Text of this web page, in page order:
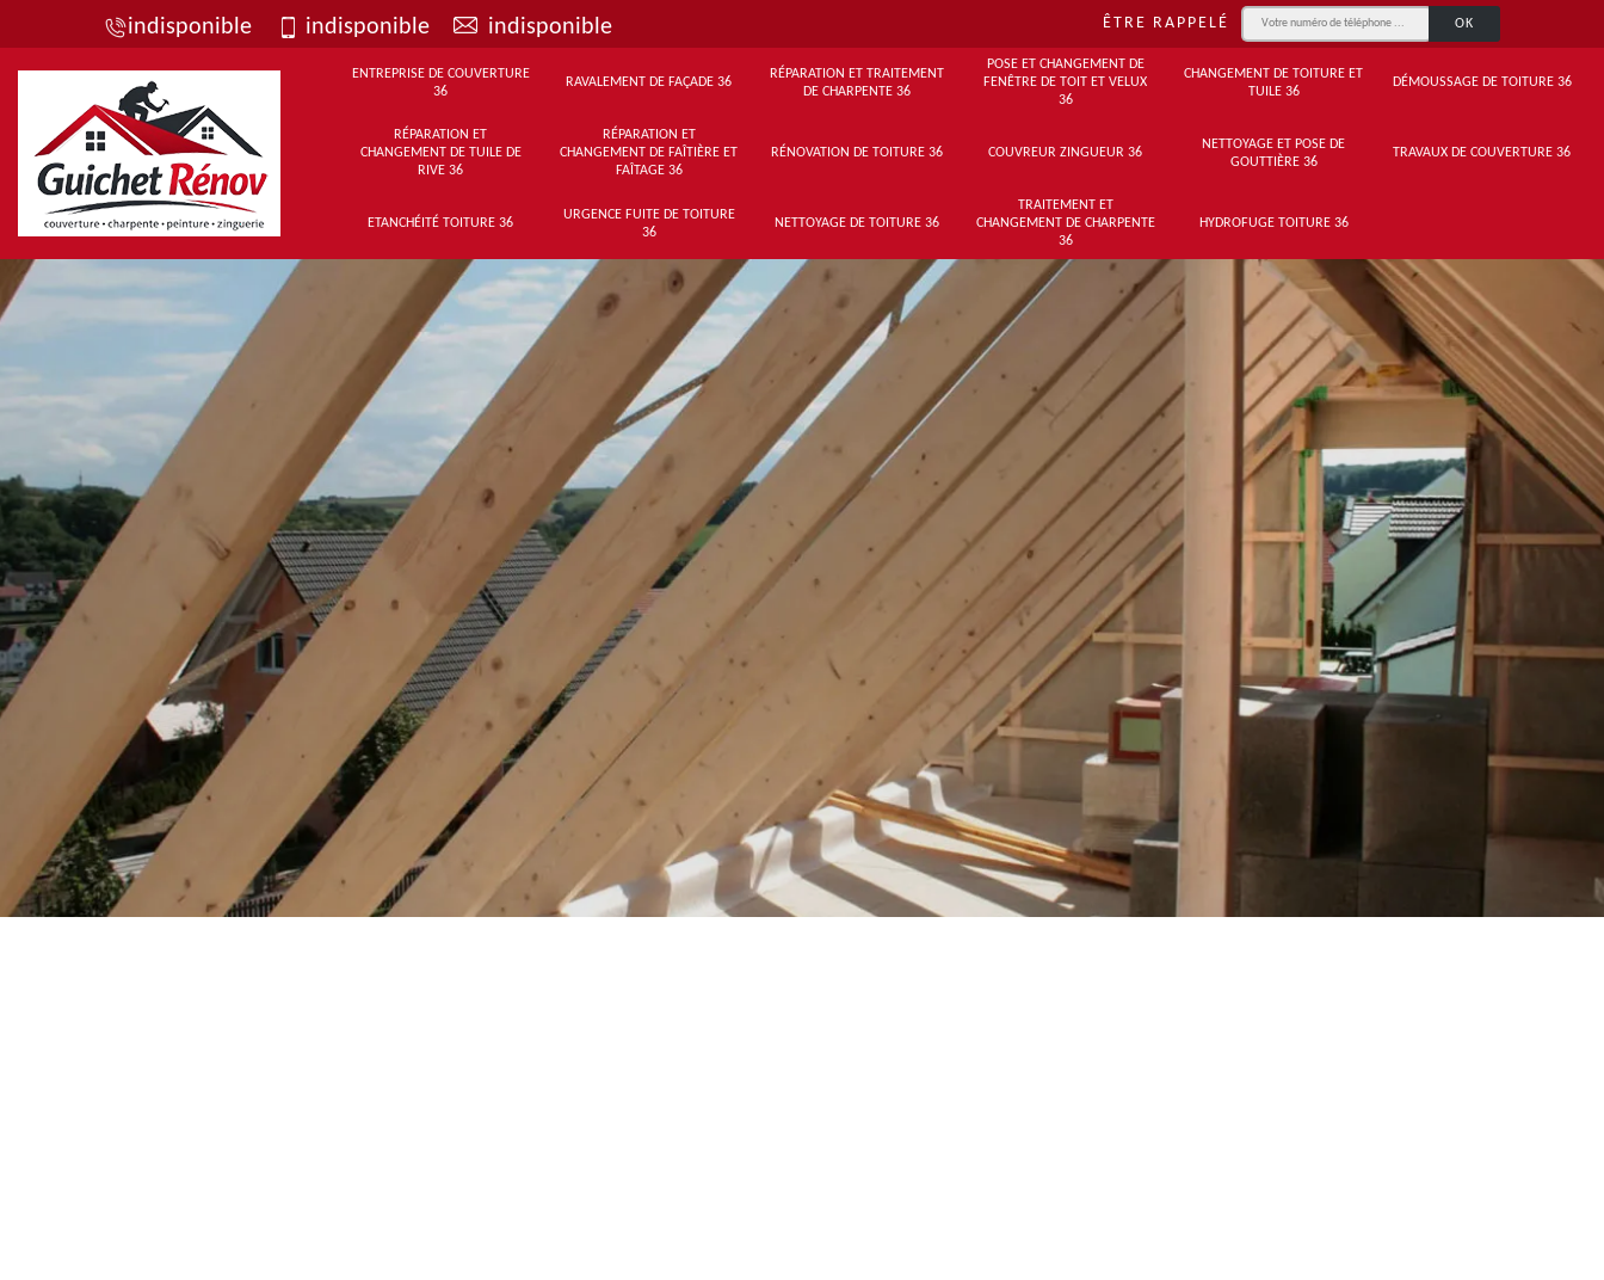
indisponible indisponible indisponible ÊTRE RAPPELÉ
ENTREPRISE DE COUVERTURE
36
RAVALEMENT DE FAÇADE 36
RÉPARATION ET TRAITEMENT
DE CHARPENTE 36
POSE ET CHANGEMENT DE
FENÊTRE DE TOIT ET VELUX
36
CHANGEMENT DE TOITURE ET
TUILE 36
DÉMOUSSAGE DE TOITURE 36
RÉPARATION ET
CHANGEMENT DE TUILE DE
RIVE 36
RÉPARATION ET
CHANGEMENT DE FAÎTIÈRE ET
FAÎTAGE 36
RÉNOVATION DE TOITURE 36 COUVREUR ZINGUEUR 36
NETTOYAGE ET POSE DE
GOUTTIÈRE 36
TRAVAUX DE COUVERTURE 36
ETANCHÉITÉ TOITURE 36
URGENCE FUITE DE TOITURE
36
NETTOYAGE DE TOITURE 36
TRAITEMENT ET
CHANGEMENT DE CHARPENTE
36
HYDROFUGE TOITURE 36